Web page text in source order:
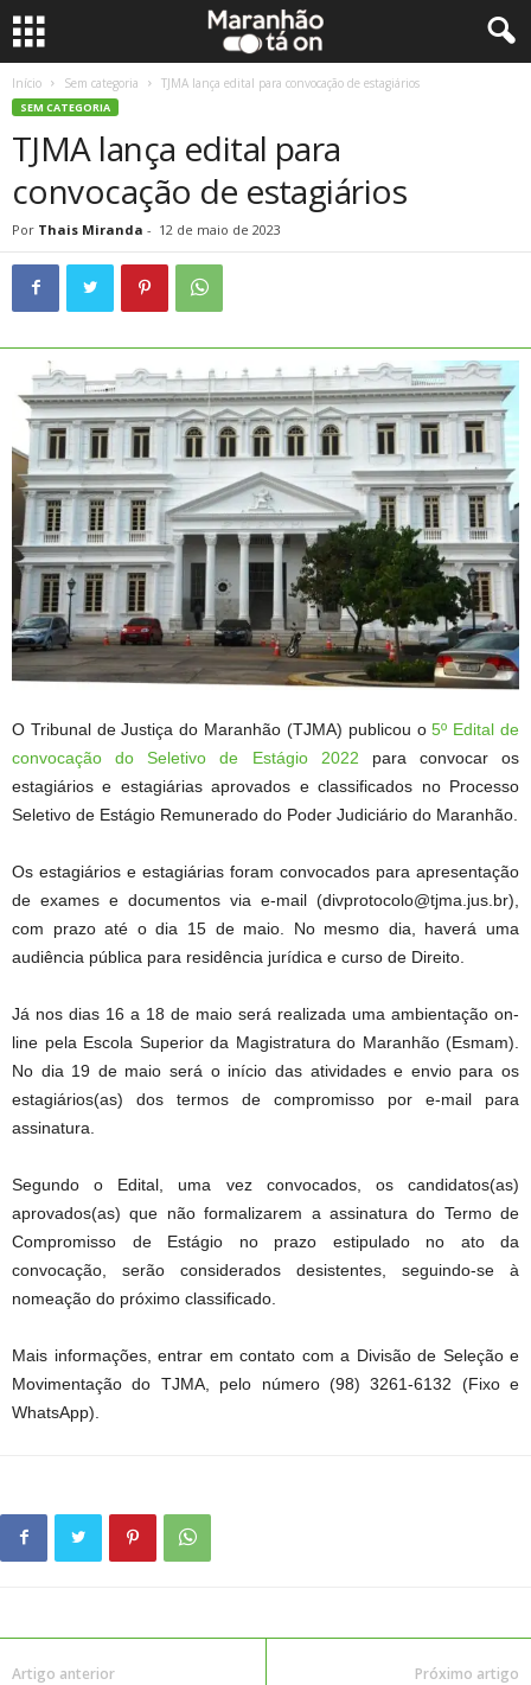
Início Sem categoria TJMA lança edital para convocação de estagiários
SEM CATEGORIA
TJMA lança edital para
convocação de estagiários
Por Thais Miranda - 12 de maio de 2023
O Tribunal de Justiça do Maranhão (TJMA) publicou o5º Edital de
convocação do Seletivo de Estágio 2022 para convocar os
estagiários e estagiárias aprovados e classificados no Processo
Seletivo de Estágio Remunerado do Poder Judiciário do Maranhão.
Os estagiários e estagiárias foram convocados para apresentação
de exames e documentos via e-mail (divprotocolo@tjma.jus.br),
com prazo até o dia 15 de maio. No mesmo dia, haverá uma
audiência pública para residência jurídica e curso de Direito.
Já nos dias 16 a 18 de maio será realizada uma ambientação on-
line pela Escola Superior da Magistratura do Maranhão (Esmam).
No dia 19 de maio será o início das atividades e envio para os
estagiários(as) dos termos de compromisso por e-mail para
assinatura.
Segundo o Edital, uma vez convocados, os candidatos(as)
aprovados(as) que não formalizarem a assinatura do Termo de
Compromisso de Estágio no prazo estipulado no ato da
convocação, serão considerados desistentes, seguindo-se à
nomeação do próximo classificado.
Mais informações, entrar em contato com a Divisão de Seleção e
Movimentação do TJMA, pelo número (98) 3261-6132 (Fixo e
WhatsApp).
Artigo anterior Próximo artigo